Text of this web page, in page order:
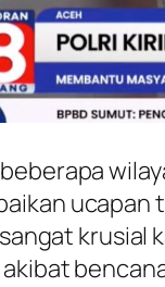
ucapan
krusial